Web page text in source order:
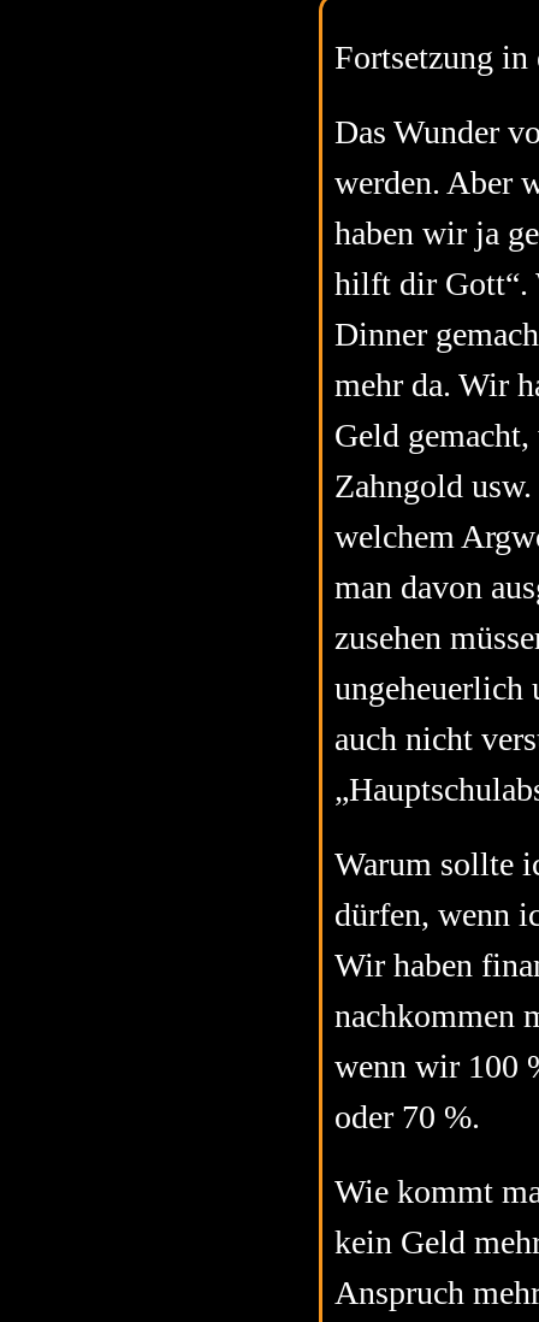
Fortsetzung in
Das Wunder
werden. Aber
haben wir ja
hilft dir Gott“.
Dinner
mehr da. Wir
Geld
Zahngold
welchem
man davon
zusehen
ungeheuerlich
auch nicht
Warum sollte
dürfen, wenn
Wir haben
nachkommen
wenn wir 100
oder 70 %.
Wie kommt
kein Geld
Anspruch